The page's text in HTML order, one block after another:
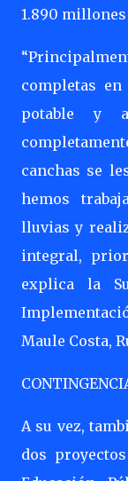
1.890 millones
completas
potable y
canchas se
hemos
lluvias y
integral,
explica la
Maule Costa,
A su vez,
dos